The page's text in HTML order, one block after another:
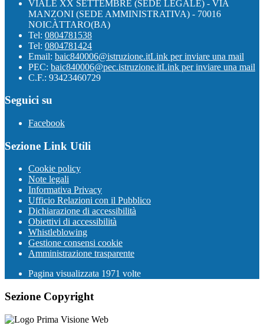
VIALE XX SETTEMBRE (SEDE LEGALE) - VIA
MANZONI (SEDE AMMINISTRATIVA) - 70016
NOICÀTTARO(BA)
Tel: 0804781538
Tel: 0804781424
Email: baic840006@istruzione.itLink per inviare una mail
PEC: baic840006@pec.istruzione.itLink per inviare una mail
C.F.: 93423460729
Seguici su
Facebook
Sezione Link Utili
Cookie policy
Note legali
Informativa Privacy
Ufficio Relazioni con il Pubblico
Dichiarazione di accessibilità
Obiettivi di accessibilità
Whistleblowing
Gestione consensi cookie
Amministrazione trasparente
Pagina visualizzata 1971 volte
Sezione Copyright